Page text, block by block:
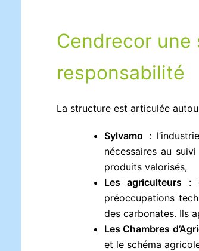
Cendrecor
responsabilité
La structure est articulée
Sylvamo :
nécessaires au
produits valorisés,
Les agriculteurs :
préoccupations
des carbonates. Ils
Les Chambres
et le schéma